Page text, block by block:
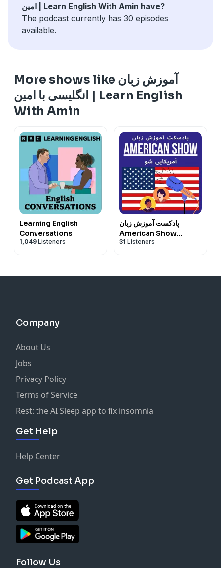
امین | Learn English With Amin have?
The podcast currently has 30 episodes
available.
More shows like آموزش زبان
انگلیسی با امین | Learn English
With Amin
Learning English
Conversations
1,049 Listeners
پادکست آموزش زبان
American Show
آمریکایی شو
31 Listeners
Company
About Us
Jobs
Privacy Policy
Terms of Service
Rest: the AI Sleep app to fix insomnia
Get Help
Help Center
Get Podcast App
Follow Us